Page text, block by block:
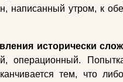
написанный утром, к
исторически
операционный.
тем, что